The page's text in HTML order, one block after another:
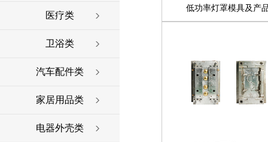
医疗类
卫浴类
汽车配件类
家居用品类
电器外壳类
低功率灯罩模具及产